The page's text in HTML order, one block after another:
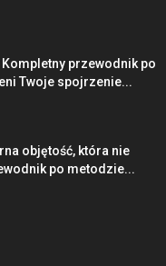
przewodnik po
Twoje spojrzenie...
objętość, która nie
po metodzie...